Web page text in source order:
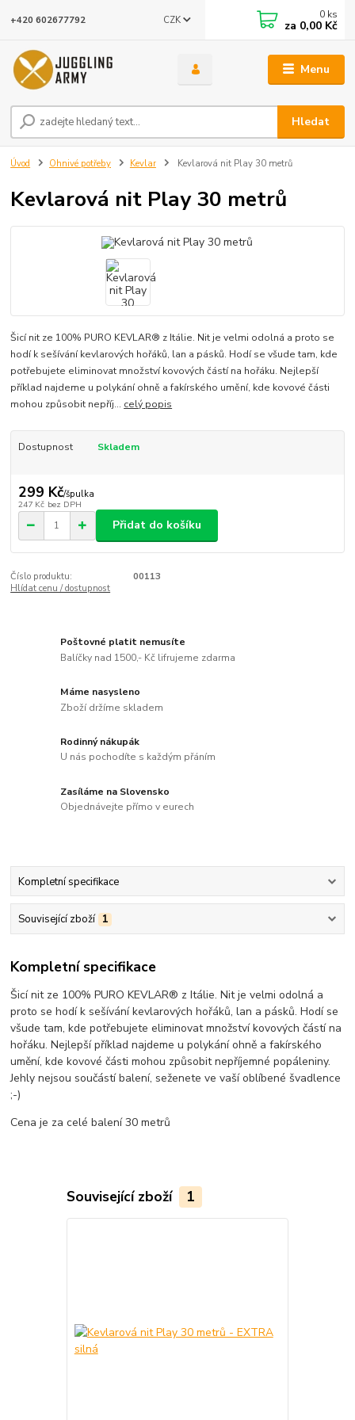
Menu
CZK
Hledat
+420 602677792 0 ks
za 0,00 Kč
Úvod Ohnivé potřeby Kevlar Kevlarová nit Play 30 metrů
Kevlarová nit Play 30 metrů
Šicí nit ze 100% PURO KEVLAR® z Itálie. Nit je velmi odolná a proto se
hodí k sešívání kevlarových hořáků, lan a pásků. Hodí se všude tam, kde
potřebujete eliminovat množství kovových částí na hořáku. Nejlepší
příklad najdeme u polykání ohně a fakírského umění, kde kovové části
mohou způsobit nepříj... celý popis
Dostupnost Skladem
299 Kč/špulka
247 Kč bez DPH
Přidat do košíku
Číslo produktu:
00113
Hlídat cenu / dostupnost
Poštovné platit nemusíte
Balíčky nad 1500,- Kč lifrujeme zdarma
Máme nasysleno
Zboží držíme skladem
Rodinný nákupák
U nás pochodíte s každým přáním
Zasíláme na Slovensko
Objednávejte přímo v eurech
Kompletní specifikace
Související zboží 1
Kompletní specifikace
Šicí nit ze 100% PURO KEVLAR® z Itálie. Nit je velmi odolná a
proto se hodí k sešívání kevlarových hořáků, lan a pásků. Hodí se
všude tam, kde potřebujete eliminovat množství kovových částí na
hořáku. Nejlepší příklad najdeme u polykání ohně a fakírského
umění, kde kovové části mohou způsobit nepříjemné popáleniny.
Jehly nejsou součástí balení, seženete ve vaší oblíbené švadlence
;-)
Cena je za celé balení 30 metrů
Související zboží 1